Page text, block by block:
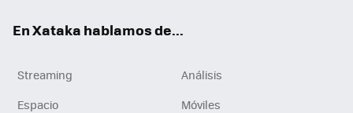
En Xataka hablamos de...
Streaming
Análisis
Espacio
Móviles